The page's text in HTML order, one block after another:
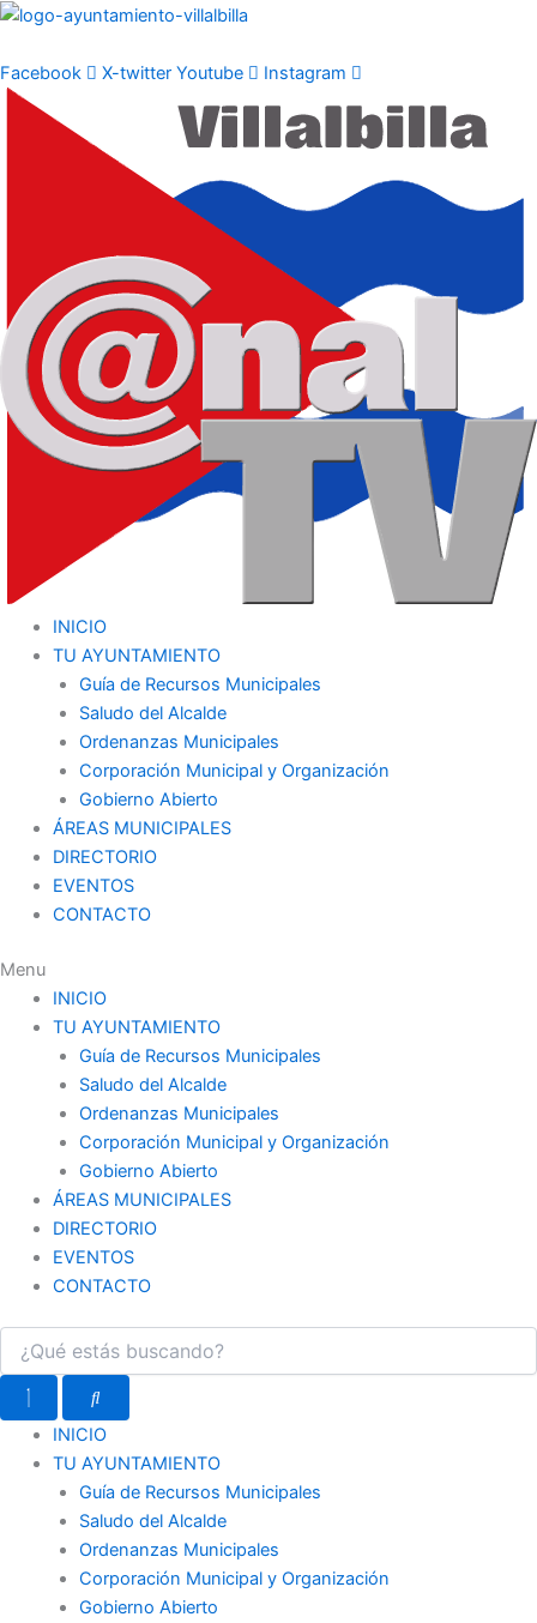
Ir
contenido
Facebook X-twitter Youtube Instagram
INICIO
TU AYUNTAMIENTO
Guía de Recursos Municipales
Saludo del Alcalde
Ordenanzas Municipales
Corporación Municipal y Organización
Gobierno Abierto
ÁREAS MUNICIPALES
DIRECTORIO
EVENTOS
CONTACTO
Menu
INICIO
TU AYUNTAMIENTO
Guía de Recursos Municipales
Saludo del Alcalde
Ordenanzas Municipales
Corporación Municipal y Organización
Gobierno Abierto
ÁREAS MUNICIPALES
DIRECTORIO
EVENTOS
CONTACTO
INICIO
TU AYUNTAMIENTO
Guía de Recursos Municipales
Saludo del Alcalde
Ordenanzas Municipales
Corporación Municipal y Organización
Gobierno Abierto